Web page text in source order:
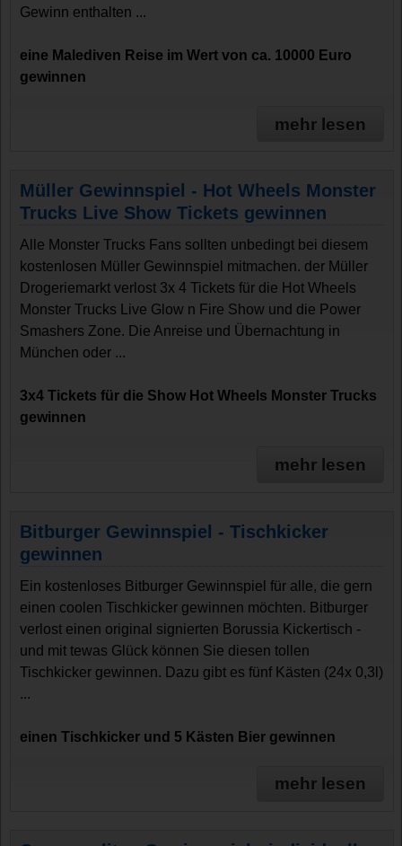
Gewinn enthalten ...
eine Malediven Reise im Wert von ca. 10000 Euro
gewinnen
mehr lesen
Müller Gewinnspiel - Hot Wheels Monster
Trucks Live Show Tickets gewinnen
Alle Monster Trucks Fans sollten unbedingt bei diesem
kostenlosen Müller Gewinnspiel mitmachen. der Müller
Drogeriemarkt verlost 3x 4 Tickets für die Hot Wheels
Monster Trucks Live Glow n Fire Show und die Power
Smashers Zone. Die Anreise und Übernachtung in
München oder ...
3x4 Tickets für die Show Hot Wheels Monster Trucks
gewinnen
mehr lesen
Bitburger Gewinnspiel - Tischkicker
gewinnen
Ein kostenloses Bitburger Gewinnspiel für alle, die gern
einen coolen Tischkicker gewinnen möchten. Bitburger
verlost einen original signierten Borussia Kickertisch -
und mit tewas Glück können Sie diesen tollen
Tischkicker gewinnen. Dazu gibt es fünf Kästen (24x 0,3l)
...
einen Tischkicker und 5 Kästen Bier gewinnen
mehr lesen